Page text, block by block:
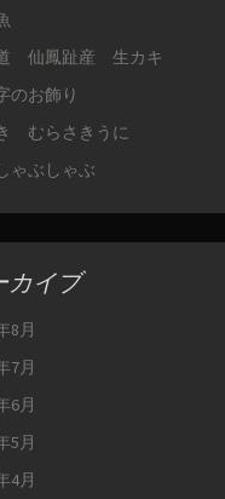
仙鳳趾産 生カキ
のお飾り
むらさきうに
ゃぶしゃぶ
カイブ
8月
7月
6月
5月
4月